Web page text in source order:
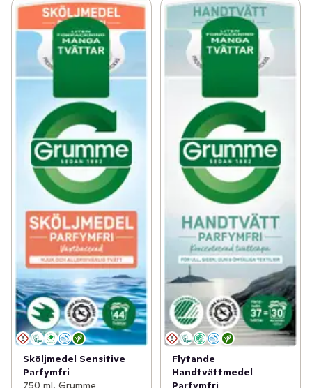
Sköljmedel Sensitive
Parfymfri
750 ml, Grumme
Flytande
Handtvättmedel
Parfymfri